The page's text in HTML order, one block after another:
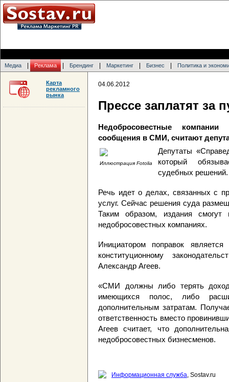
Медиа Реклама Брендинг Маркетинг Бизнес Политика и
04.06.2012
Прессе заплатят за
Недобросовестные
сообщения в СМИ, считают
Иллюстрация Fotolia
Депутаты
который
судебных решений.
Речь идет о делах, связанных с
услуг. Сейчас решения суда
Таким образом, издания смогут
недобросовестных компаниях.
Инициатором поправок
конституционному
Александр Агеев.
«СМИ должны либо терять
имеющихся полос, либо
дополнительным затратам.
ответственность вместо
Агеев считает, что
недобросовестных бизнесменов.
Информационная служба, Sostav.ru
Карта
рекламного
рынка